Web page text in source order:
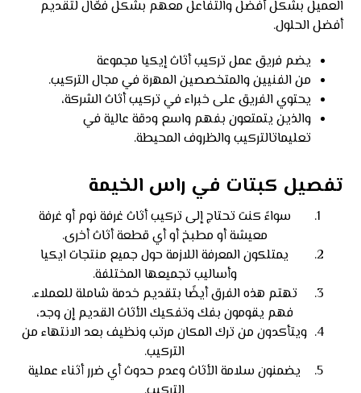
العميل بشكل أفضل والتفاعل معهم بشكل فعّال لتقديم
أفضل الحلول.
يضم فريق عمل تركيب أثاث إيكيا مجموعة
من الفنيين والمتخصصين المهرة في مجال التركيب.
يحتوي الفريق على خبراء في تركيب أثاث الشركة،
والذين يتمتعون بفهم واسع ودقة عالية في
تعليماتالتركيب والظروف المحيطة.
تفصيل كبتات في راس الخيمة
سواءً كنت تحتاج إلى تركيب أثاث غرفة نوم أو غرفة
معيشة أو مطبخ أو أي قطعة أثاث أخرى.
يمتلكون المعرفة اللازمة حول جميع منتجات ايكيا
وأساليب تجميعها المختلفة.
تهتم هذه الفرق أيضًا بتقديم خدمة شاملة للعملاء.
فهم يقومون بفك وتفكيك الأثاث القديم إن وجد،
ويتأكدون من ترك المكان مرتب ونظيف بعد الانتهاء من
التركيب.
يضمنون سلامة الأثاث وعدم حدوث أي ضرر أثناء عملية